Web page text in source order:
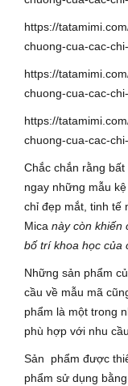
Chắc chắn rằng
ngay những mẫu
chỉ đẹp mắt, tinh tế
Mica này còn khiến
bố trí khoa học của
Những sản phẩm
cầu về mẫu mã
phẩm là một trong
phù hợp với nhu
Sản phẩm được
phẩm sử dụng